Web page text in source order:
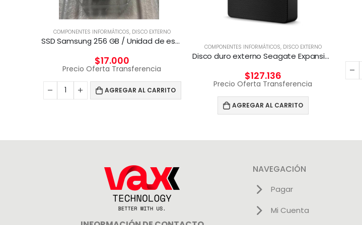
COMPONENTES INFORMÁTICOS, DISCO EXTERNO
SSD Samsung 256 GB / Unidad de estado sólido
$17.000
Precio Oferta Transferencia
AGREGAR AL CARRITO
COMPONENTES INFORMÁTICOS, DISCO EXTERNO
Disco duro externo Seagate Expansion 4 TB Negro
$127.136
Precio Oferta Transferencia
AGREGAR AL CARRITO
NAVEGACIÓN
Pagar
Mi Cuenta